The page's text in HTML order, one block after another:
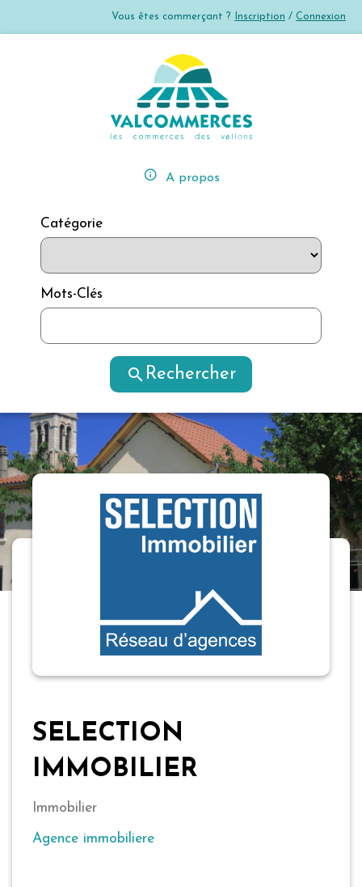
Vous êtes commerçant ? Inscription / Connexion
error_outline A propos
Catégorie
Mots-Clés
search Rechercher
SELECTION
IMMOBILIER
Immobilier
Agence immobiliere